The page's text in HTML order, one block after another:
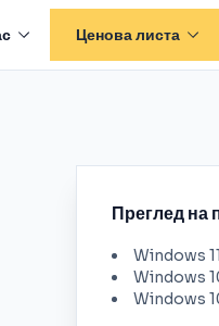
Ценова листа
Преглед на
Windows
Windows
Windows